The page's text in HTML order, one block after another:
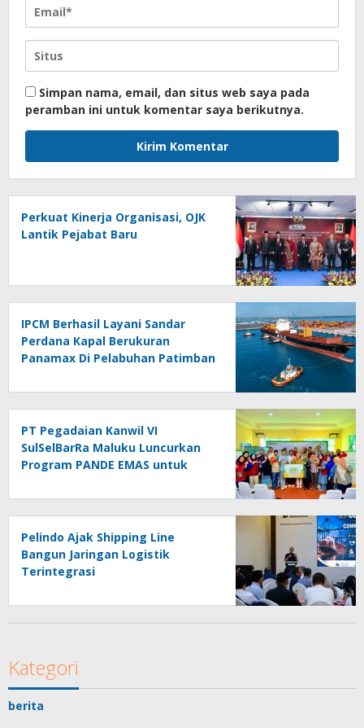
Simpan nama, email, dan situs web saya pada
peramban ini untuk komentar saya berikutnya.
Perkuat Kinerja Organisasi, OJK
Lantik Pejabat Baru
IPCM Berhasil Layani Sandar
Perdana Kapal Berukuran
Panamax Di Pelabuhan Patimban
PT Pegadaian Kanwil VI
SulSelBarRa Maluku Luncurkan
Program PANDE EMAS untuk
Masyarakat
Pelindo Ajak Shipping Line
Bangun Jaringan Logistik
Terintegrasi
Kategori
berita